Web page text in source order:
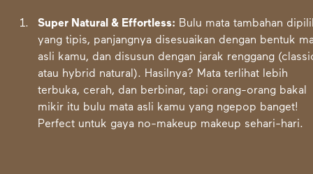
Super Natural & Effortless: Bulu mata tambahan
yang tipis, panjangnya disesuaikan dengan bentuk
asli kamu, dan disusun dengan jarak renggang
atau hybrid natural). Hasilnya? Mata terlihat lebih
terbuka, cerah, dan berbinar, tapi orang-orang bakal
mikir itu bulu mata asli kamu yang ngepop banget!
Perfect untuk gaya no-makeup makeup sehari-hari.